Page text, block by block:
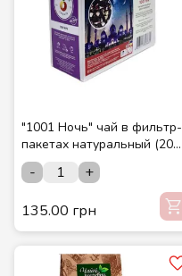
"1001 Ночь" чай в фильтр-
пакетах натуральный (20
шт./уп.) ТМ "Мастерская
вкусов"
-
+
135.00 грн